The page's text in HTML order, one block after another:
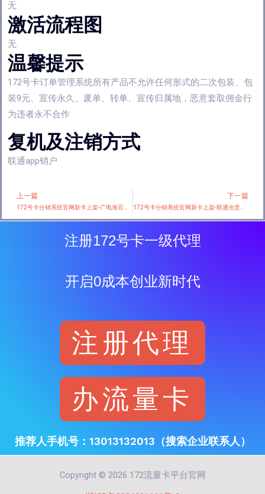
无
激活流程图
无
温馨提示
172号卡订单管理系统所有产品不允许任何形式的二次包装、包
装9元、宣传永久、废单、转单、宣传归属地，恶意套取佣金行
为违者永不合作
复机及注销方式
联通app销户
Prev
上一篇 下一篇
172号卡分销系统官网新卡上架-联通沧意卡【首年29元155G】
注册172号卡一级代理
开启0成本创业新时代
注册代理
办流量卡
推荐人手机号：13013132013（搜索企业联系人）
Copyright © 2026 172流量卡平台官网